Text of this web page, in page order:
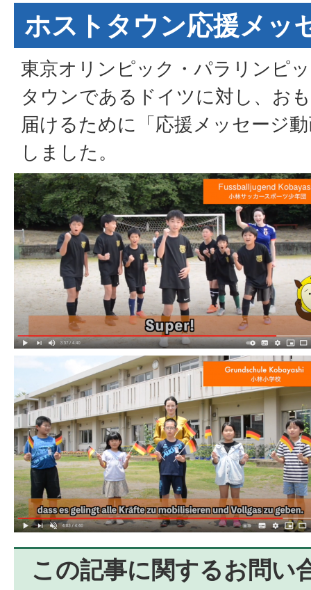
ホストタウン応援メッ
東京オリンピック・パラリンピ
タウンであるドイツに対し、お
届けるために「応援メッセージ
しました。
この記事に関するお問い